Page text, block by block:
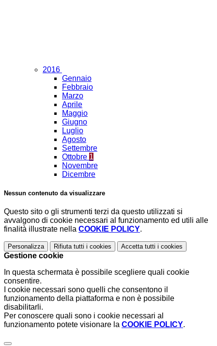
2016
Gennaio
Febbraio
Marzo
Aprile
Maggio
Giugno
Luglio
Agosto
Settembre
Ottobre 1
Novembre
Dicembre
Nessun contenuto da visualizzare
Questo sito o gli strumenti terzi da questo utilizzati si
avvalgono di cookie necessari al funzionamento ed utili alle
finalità illustrate nella COOKIE POLICY.
Personalizza Rifiuta tutti i cookies Accetta tutti i cookies
Gestione cookie
In questa schermata è possibile scegliere quali cookie
consentire.
I cookie necessari sono quelli che consentono il
funzionamento della piattaforma e non è possibile
disabilitarli.
Per conoscere quali sono i cookie necessari al
funzionamento potete visionare la COOKIE POLICY.